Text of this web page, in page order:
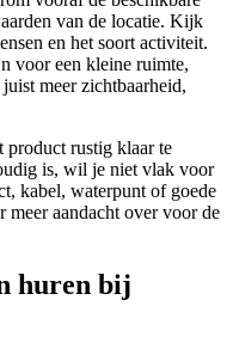
van de locatie. Kijk
en het soort activiteit.
voor een kleine ruimte,
meer zichtbaarheid,
product rustig klaar te
is, wil je niet vlak voor
kabel, waterpunt of goede
aandacht over voor de
huren bij